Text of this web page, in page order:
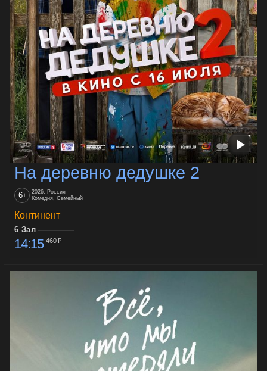
На деревню дедушке 2
6+
2026, Россия
Комедия, Семейный
Континент
6 Зал
14:15 460 ₽